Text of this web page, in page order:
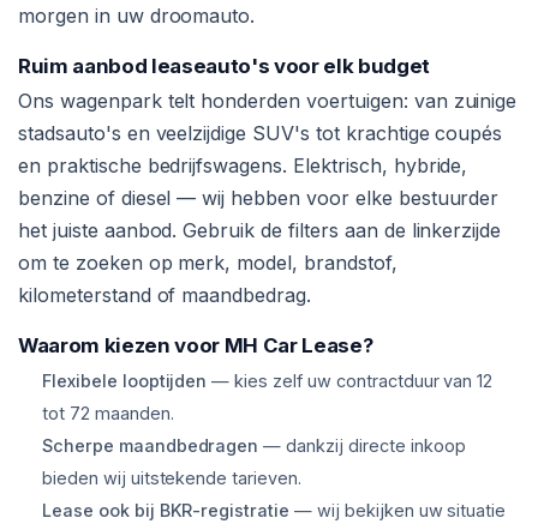
morgen in uw droomauto.
Ruim aanbod leaseauto's voor elk budget
Ons wagenpark telt honderden voertuigen: van zuinige
stadsauto's en veelzijdige SUV's tot krachtige coupés
en praktische bedrijfswagens. Elektrisch, hybride,
benzine of diesel — wij hebben voor elke bestuurder
het juiste aanbod. Gebruik de filters aan de linkerzijde
om te zoeken op merk, model, brandstof,
kilometerstand of maandbedrag.
Waarom kiezen voor MH Car Lease?
Flexibele looptijden — kies zelf uw contractduur van 12
tot 72 maanden.
Scherpe maandbedragen — dankzij directe inkoop
bieden wij uitstekende tarieven.
Lease ook bij BKR-registratie — wij bekijken uw situatie